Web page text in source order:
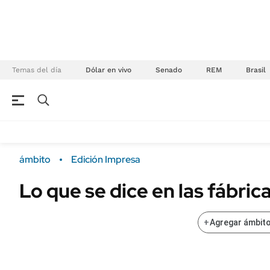
Temas del día Dólar en vivo Senado REM Brasil
Campo Sustentabilidad
ENERGY REPORT
ámbito Edición Impresa
Lo que se dice en las
+Agregar